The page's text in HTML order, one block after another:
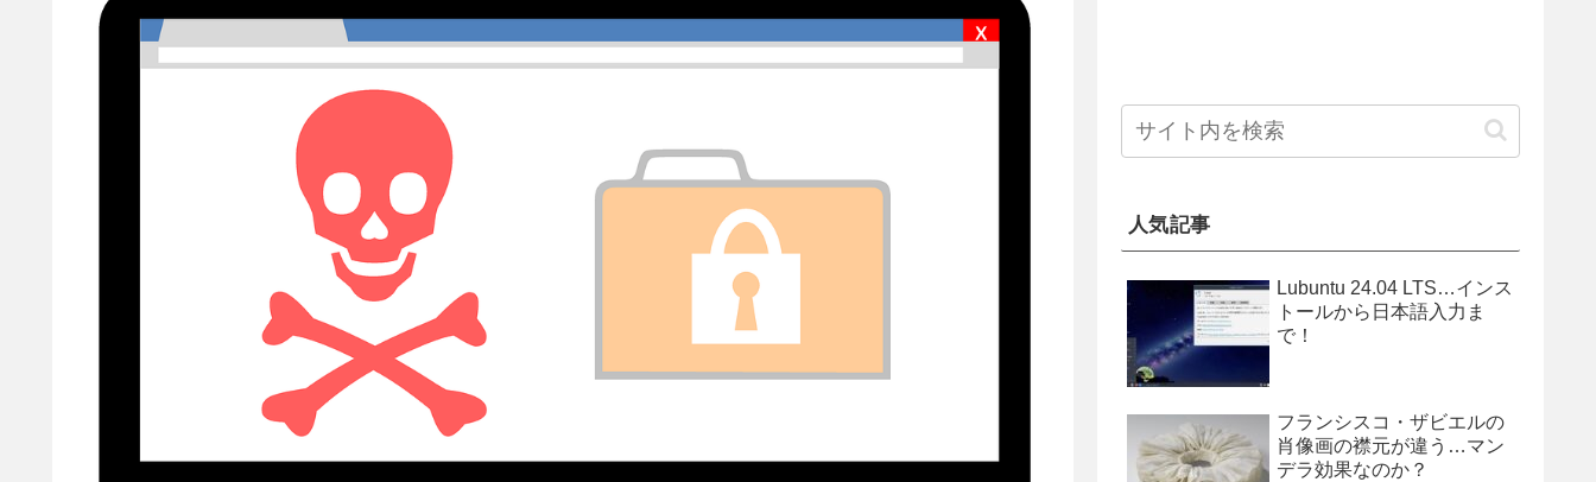
人気記事
Lubuntu 24.04 LTS…インス
トールから日本語入力ま
で！
フランシスコ・ザビエルの
肖像画の襟元が違う…マン
デラ効果なのか？